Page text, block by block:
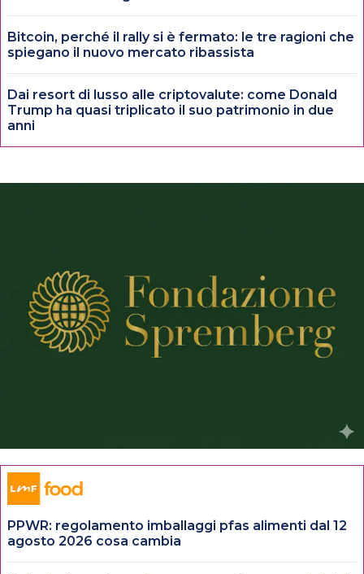
Bitcoin, perché il rally si è fermato: le tre ragioni che
spiegano il nuovo mercato ribassista
Dai resort di lusso alle criptovalute: come Donald
Trump ha quasi triplicato il suo patrimonio in due
anni
PPWR: regolamento imballaggi pfas alimenti dal 12
agosto 2026 cosa cambia